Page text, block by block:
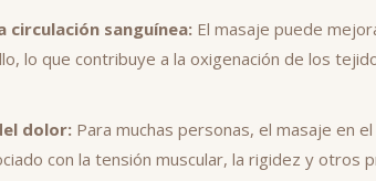
circulación sanguínea:El masaje puede
lo que contribuye a la oxigenación de los
dolor:Para muchas personas, el masaje en
con la tensión muscular, la rigidez y otros